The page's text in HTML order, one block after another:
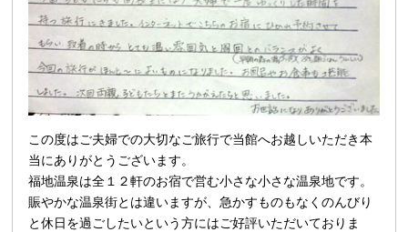
この度はご夫婦での大切なご旅行で当館へお越しいただき本
当にありがとうございます。
福地温泉は全１２軒のお宿で営む小さな小さな温泉地です。
賑やかな温泉街とは違いますが、急かすものもなくのんびり
と休日を過ごしたいという方にはご好評いただいておりま